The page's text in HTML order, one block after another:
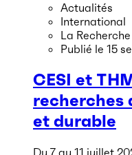
Actualités
International
La Recherche
Publié le 15
CESI et
recherches
et durable